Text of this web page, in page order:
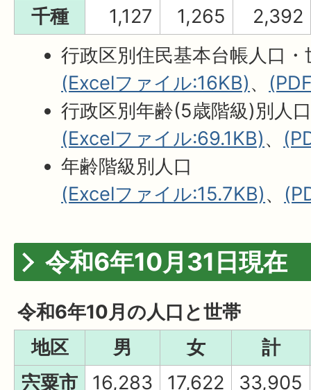
千種
1,127 1,265
2,392
行政区別住民基本台帳人口・
(Excelファイル:16KB)、
行政区別年齢(5歳階級)別人
(Excelファイル:69.1KB)、
年齢階級別人口
(Excelファイル:15.7KB)、
令和6年10月31日現在
令和6年10月の人口と世帯
地区
男 女
計
宍粟市
16,283 17,622
33,905